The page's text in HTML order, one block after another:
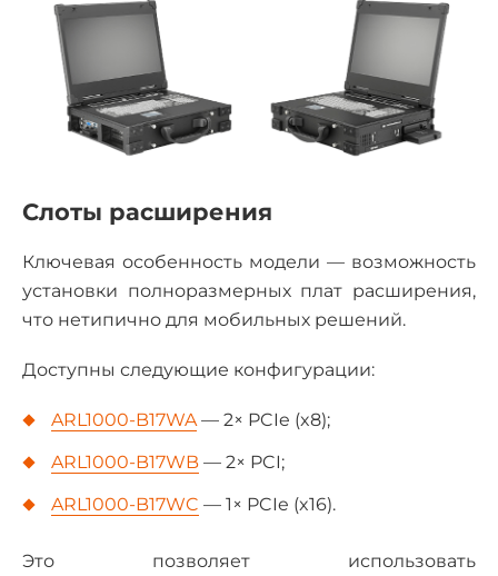
Слоты расширения
Ключевая особенность модели — возможность
установки полноразмерных плат расширения,
что нетипично для мобильных решений.
Доступны следующие конфигурации:
ARL1000-B17WA— 2× PCIe (x8);
ARL1000-B17WB — 2× PCI;
ARL1000-B17WC — 1× PCIe (x16).
Это позволяет использовать